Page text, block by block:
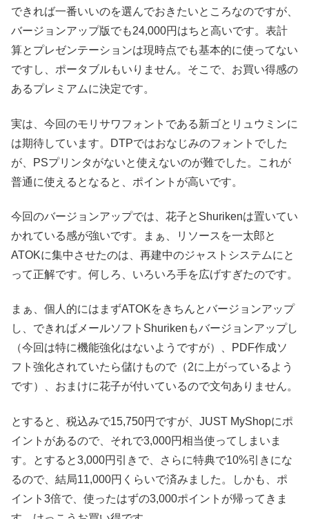
できれば一番いいのを選んでおきたいところなのですが、
バージョンアップ版でも24,000円はちと高いです。表計
算とプレゼンテーションは現時点でも基本的に使ってない
ですし、ポータブルもいりません。そこで、お買い得感の
あるプレミアムに決定です。
実は、今回のモリサワフォントである新ゴとリュウミンに
は期待しています。DTPではおなじみのフォントでした
が、PSプリンタがないと使えないのが難でした。これが
普通に使えるとなると、ポイントが高いです。
今回のバージョンアップでは、花子とShurikenは置いてい
かれている感が強いです。まぁ、リソースを一太郎と
ATOKに集中させたのは、再建中のジャストシステムにと
って正解です。何しろ、いろいろ手を広げすぎたのです。
まぁ、個人的にはまずATOKをきちんとバージョンアップ
し、できればメールソフトShurikenもバージョンアップし
（今回は特に機能強化はないようですが）、PDF作成ソ
フト強化されていたら儲けもので（2に上がっているよう
です）、おまけに花子が付いているので文句ありません。
とすると、税込みで15,750円ですが、JUST MyShopにポ
イントがあるので、それで3,000円相当使ってしまいま
す。とすると3,000円引きで、さらに特典で10%引きにな
るので、結局11,000円くらいで済みました。しかも、ポ
イント3倍で、使ったはずの3,000ポイントが帰ってきま